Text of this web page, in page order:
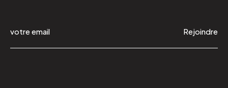
Rejoindre